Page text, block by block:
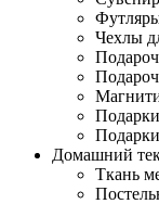
Чехлы
Домашний
Ткань